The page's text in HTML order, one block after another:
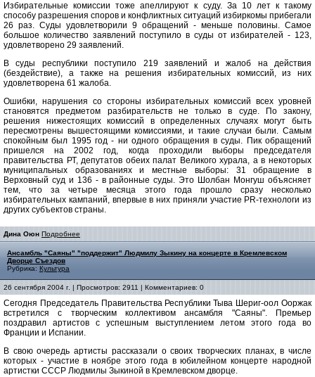
Избирательные комиссии тоже апеллируют к суду. За 10 лет к такому
способу разрешения споров и конфликтных ситуаций избиркомы прибегали
26 раз. Суды удовлетворили 9 обращений - меньше половины. Самое
большое количество заявлений поступило в суды от избирателей - 123,
удовлетворено 29 заявлений.
В суды республики поступило 219 заявлений и жалоб на действия
(бездействие), а также на решения избирательных комиссий, из них
удовлетворена 61 жалоба.
Ошибки, нарушения со стороны избирательных комиссий всех уровней
становятся предметом разбирательств не только в суде. По закону,
решения нижестоящих комиссий в определенных случаях могут быть
пересмотрены вышестоящими комиссиями, и такие случаи были. Самым
спокойным был 1995 год - ни одного обращения в суды. Пик обращений
пришелся на 2002 год, когда проходили выборы председателя
правительства РТ, депутатов обеих палат Великого хурала, а в некоторых
муниципальных образованиях и местные выборы: 31 обращение в
Верховный суд и 136 - в районные суды. Это Шолбан Монгуш объясняет
тем, что за четыре месяца этого года прошло сразу несколько
избирательных кампаний, впервые в них приняли участие PR-технологи из
других субъектов страны.
Дина Оюн Подробнее
Ансамбль "Саяны" "поддержит" Людмилу Зыкину на концерте в Кремлевском
Дворце Съездов
Рубрика: Культура
26 сентября 2004 г. | Просмотров: 2911 | Комментариев: 0
Сегодня Председатель Правительства Республики Тыва Шериг-оол Ооржак
встретился с творческим коллективом ансамбля "Саяны". Премьер
поздравил артистов с успешным выступлением летом этого года во
Франции и Испании.
В свою очередь артисты рассказали о своих творческих планах, в числе
которых - участие в ноябре этого года в юбилейном концерте народной
артистки СССР Людмилы Зыкиной в Кремлевском дворце.